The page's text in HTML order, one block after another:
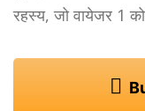
रहस्य, जो वायेजर 1